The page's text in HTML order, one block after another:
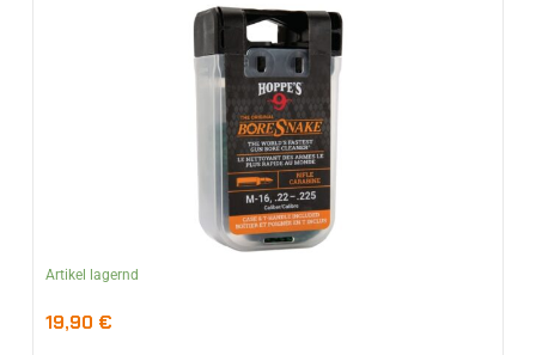
Artikel lagernd
19,90 €